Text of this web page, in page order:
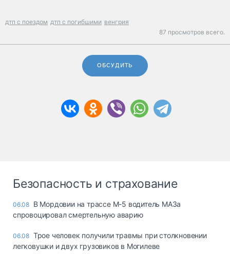
дтп с поездом дтп с погибшими венгрия
87 просмотров всего.
ОБСУДИТЬ
Безопасность и страхование
06.08 В Мордовии на трассе М-5 водитель МАЗа
спровоцировал смертельную аварию
06.08 Трое человек получили травмы при столкновении
легковушки и двух грузовиков в Могилеве